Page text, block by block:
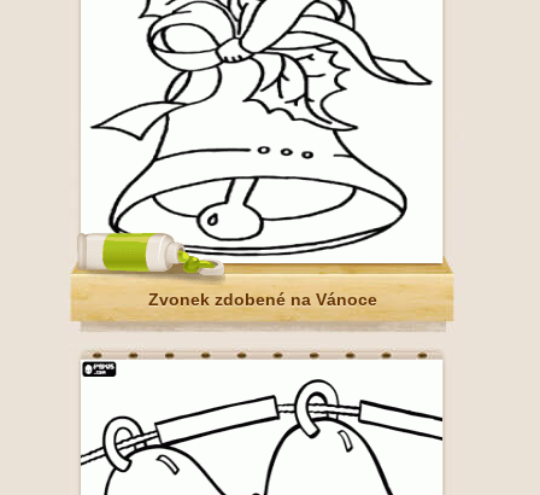
Zvonek zdobené na Vánoce